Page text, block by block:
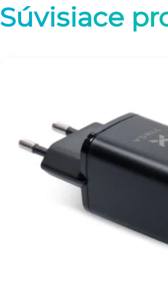
Súvisiace